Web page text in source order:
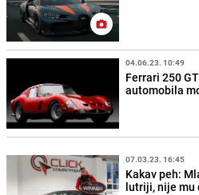
04.06.23. 10:49
Ferrari 250
automobila
07.03.23. 16:45
Kakav peh:
lutriji, nije mu